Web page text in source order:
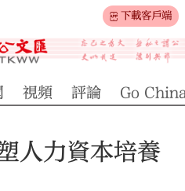
下載客戶端
視頻 評論 Go
人力資本培養